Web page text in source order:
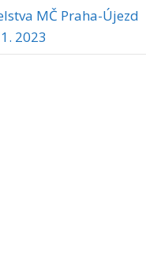
MČ Praha-Újezd
2023